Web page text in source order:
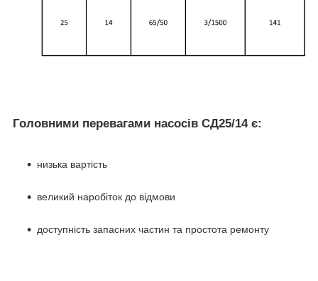
Головними перевагами насосів СД25/14 є:
низька вартість
великий наробіток до відмови
доступність запасних частин та простота ремонту